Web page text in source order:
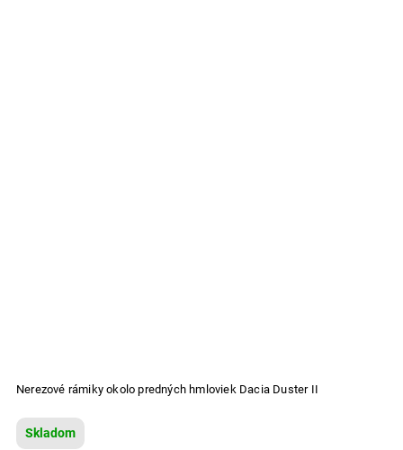
Nerezové rámiky okolo predných hmloviek Dacia Duster II
Skladom